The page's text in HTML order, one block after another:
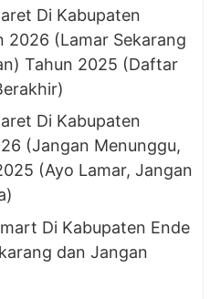
Di Kabupaten
2026 (Lamar Sekarang
Tahun 2025 (Daftar
Di Kabupaten
(Jangan Menunggu,
(Ayo Lamar, Jangan
Di Kabupaten Ende
dan Jangan